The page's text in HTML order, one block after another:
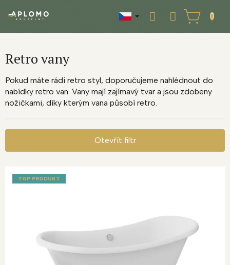
NÁKUPNÍ
KOŠÍK
Retro vany
Pokud máte rádi retro styl, doporučujeme nahlédnout do
nabídky retro van. Vany mají zajímavý tvar a jsou zdobeny
nožičkami, díky kterým vana působí retro.
Otevřít filtr
TOP PRODUKT